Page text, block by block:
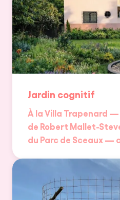
Jardin cognitif
À la Villa Trapenard
de Robert Mallet-
du Parc de Sceaux —